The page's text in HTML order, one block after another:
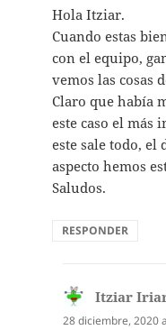
Hola Itziar.
Cuando estas
con el equipo,
vemos las cosas
Claro que había
este caso el más
este sale todo,
aspecto hemos
Saludos.
RESPONDER
Itziar
28 diciembre, 2020